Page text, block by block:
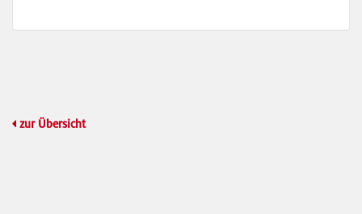
zur Übersicht